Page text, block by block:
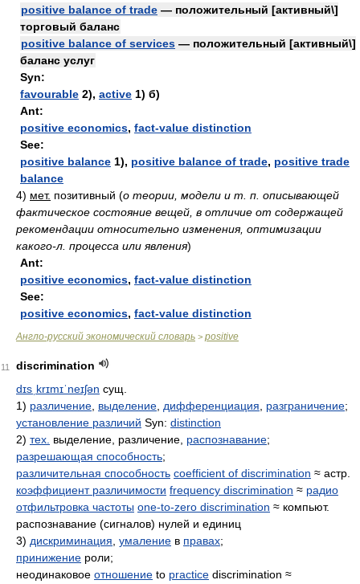
positive balance of trade — положительный [активный\]
торговый баланс
positive balance of services — положительный [активный\]
баланс услуг
Syn:
favourable 2), active 1) б)
Ant:
positive economics, fact-value distinction
See:
positive balance 1), positive balance of trade, positive trade
balance
4) мет. позитивный (о теории, модели и т. п. описывающей
фактическое состояние вещей, в отличие от содержащей
рекомендации относительно изменения, оптимизации
какого-л. процесса или явления)
Ant:
positive economics, fact-value distinction
See:
positive economics, fact-value distinction
Англо-русский экономический словарь > positive
11
discrimination
dɪsˌkrɪmɪˈneɪʃən сущ.
1) различение выделение дифференциация разграничение;
установление различий Syn: distinction
2) тех. выделение, различение, распознавание;
разрешающая способность;
различительная способность coefficient of discrimination ≈ астр.
коэффициент различимости frequency discrimination ≈ радио
отфильтровка частоты one-to-zero discrimination ≈ компьют.
распознавание (сигналов) нулей и единиц
3) дискриминация умаление в правах;
принижение роли;
неодинаковое отношение to practice discrimination ≈